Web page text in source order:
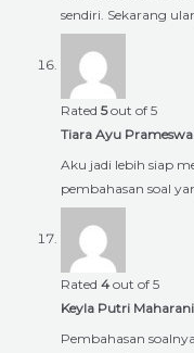
sendiri. Sekarang
Rated 5out of 5
Tiara Ayu
Aku jadi lebih siap
pembahasan soal
Rated 4 out of 5
Keyla Putri Maharani
Pembahasan